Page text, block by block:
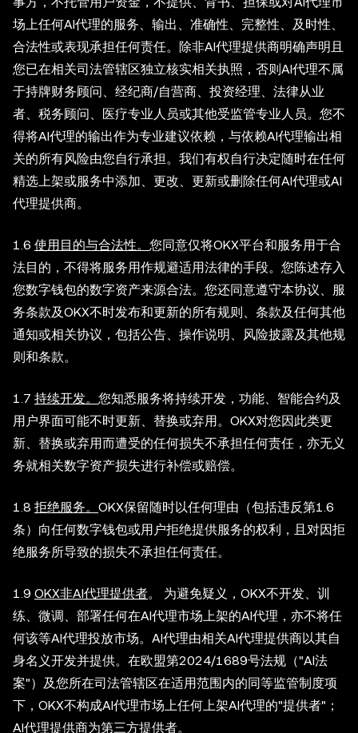
场上任何AI代理的服务、输出、准确性、完整性、及时性、
合法性或表现承担任何责任。除非AI代理提供商明确声明且
您已在相关司法管辖区独立核实相关执照，否则AI代理不属
于持牌财务顾问、经纪商/自营商、投资经理、法律从业
者、税务顾问、医疗专业人员或其他受监管专业人员。您不
得将AI代理的输出作为专业建议依赖，与依赖AI代理输出相
关的所有风险由您自行承担。我们有权自行决定随时在任何
精选上架或服务中添加、更改、更新或删除任何AI代理或AI
代理提供商。
1.6 使用目的与合法性。 您同意仅将OKX平台和服务用于合
法目的，不得将服务用作规避适用法律的手段。您陈述存入
您数字钱包的数字资产来源合法。您还同意遵守本协议、服
务条款及OKX不时发布和更新的所有规则、条款及任何其他
通知或相关协议，包括公告、操作说明、风险披露及其他规
则和条款。
1.7 持续开发。 您知悉服务将持续开发，功能、智能合约及
用户界面可能不时更新、替换或弃用。OKX对您因此类更
新、替换或弃用而遭受的任何损失不承担任何责任，亦无义
务就相关数字资产损失进行补偿或赔偿。
1.8 拒绝服务。 OKX保留随时以任何理由（包括违反第1.6
条）向任何数字钱包或用户拒绝提供服务的权利，且对因拒
绝服务所导致的损失不承担任何责任。
1.9 OKX非AI代理提供者。 为避免疑义，OKX不开发、训
练、微调、部署任何在AI代理市场上架的AI代理，亦不将任
何该等AI代理投放市场。AI代理由相关AI代理提供商以其自
身名义开发并提供。在欧盟第2024/1689号法规（"AI法
案"）及您所在司法管辖区在适用范围内的同等监管制度项
下，OKX不构成AI代理市场上任何上架AI代理的"提供者"；
AI代理提供商为第三方提供者。